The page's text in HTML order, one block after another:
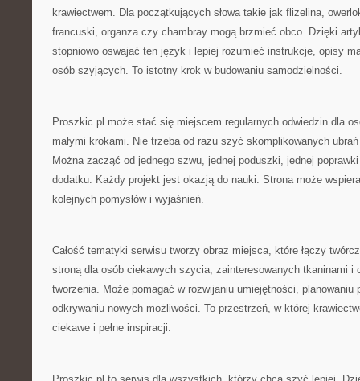
krawiectwem. Dla początkujących słowa takie jak flizelina,
francuski, organza czy chambray mogą brzmieć obco. Dzięki
stopniowo oswajać ten język i lepiej rozumieć instrukcje, opisy
osób szyjących. To istotny krok w budowaniu samodzielności.
Proszkic.pl może stać się miejscem regularnych odwiedzin dla
małymi krokami. Nie trzeba od razu szyć skomplikowanych
Można zacząć od jednego szwu, jednej poduszki, jednej
dodatku. Każdy projekt jest okazją do nauki. Strona może
kolejnych pomysłów i wyjaśnień.
Całość tematyki serwisu tworzy obraz miejsca, które łączy
stroną dla osób ciekawych szycia, zainteresowanych tkaninami i
tworzenia. Może pomagać w rozwijaniu umiejętności, planowaniu
odkrywaniu nowych możliwości. To przestrzeń, w której
ciekawe i pełne inspiracji.